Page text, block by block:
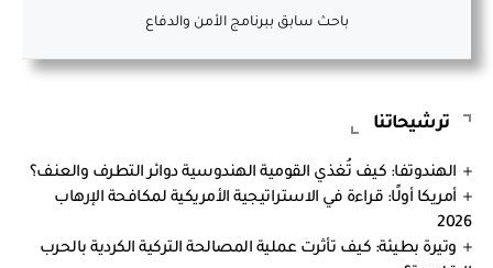
باحث سابق ببرنامج الأمن والدفاع
ترشيحاتنا
الهندوتفا: كيف تُغذي القومية الهندوسية دوائر التطرف والعنف؟
أمريكا أولًا: قراءة في الاستراتيجية الأمريكية لمكافحة الإرهاب
2026
وتيرة بطيئة: كيف تأثرت عملية المصالحة التركية الكردية بالحرب